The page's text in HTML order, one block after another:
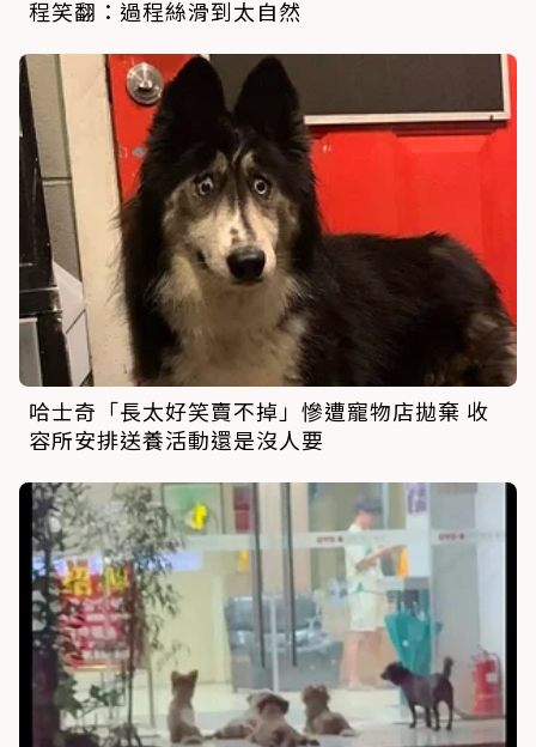
程笑翻：過程絲滑到太自然
哈士奇「長太好笑賣不掉」慘遭寵物店拋棄 收
容所安排送養活動還是沒人要